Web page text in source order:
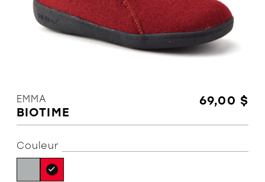
Politiques et conditions d'achat
EMMA
BIOTIME
69,00 $
Couleur